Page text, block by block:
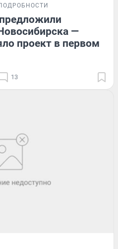
—
проект в первом
13